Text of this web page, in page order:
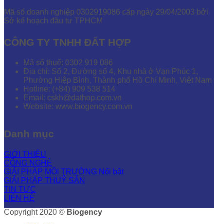
Mã số doanh nghiệp 0302919086 cấp ngày 29/04/2003 bởi
Sở kế hoạch đầu tư TPHCM
CÔNG TY TNHH ĐẤT HỢP
Mã số thuế: 0302 919 086
Địa chỉ: Số 2, Đường số 4, Khu nhà ở Vạn Phúc 1,
Phường Hiệp Bình, Thành phố Hồ Chí Minh, Việt Nam
Hotline: (+84) 909 538 514
Email: cskh@dathop.com.vn
Website: www.biogency.com.vn
Danh mục
GIỚI THIỆU
CÔNG NGHỆ
GIẢI PHÁP MÔI TRƯỜNG
GIẢI PHÁP THUỶ SẢN
TIN TỨC
LIÊN HỆ
Copyright 2020 © Biogency